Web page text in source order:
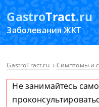
GastroTract.ru
Заболевания ЖКТ
GastroTract.ru Симптомы и
Не занимайтесь